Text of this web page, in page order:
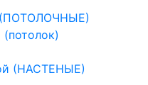
(ПОТОЛОЧНЫЕ)
(НАСТЕНЫЕ)